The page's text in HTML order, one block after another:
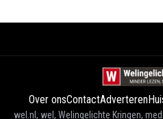
Over onsContactAdverteren
wel.nl, wel, Welingelichte Kringen,